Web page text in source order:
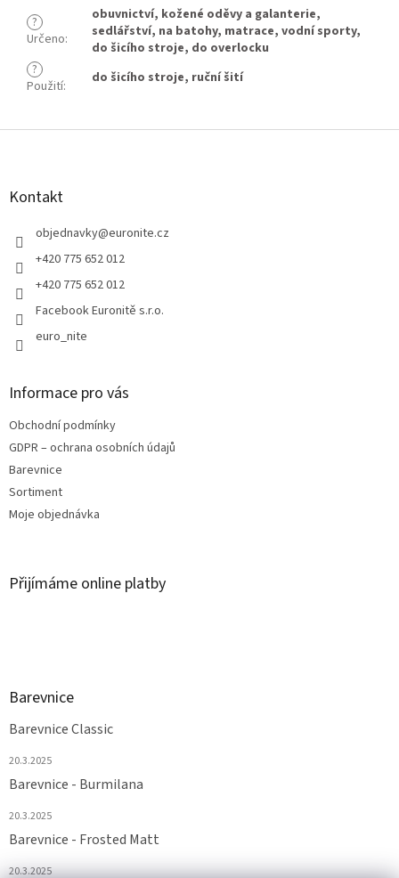
?
Určeno:
obuvnictví, kožené oděvy a galanterie,
sedlářství, na batohy, matrace, vodní sporty,
do šicího stroje, do overlocku
?
Použití: do šicího stroje, ruční šití
Z
Kontakt
objednavky@euronite.cz
+420 775 652 012
+420 775 652 012
Facebook Euronitě s.r.o.
euro_nite
Informace pro vás
Obchodní podmínky
GDPR – ochrana osobních údajů
Barevnice
Sortiment
Moje objednávka
Přijímáme online platby
Barevnice
Barevnice Classic
20.3.2025
Barevnice - Burmilana
20.3.2025
Barevnice - Frosted Matt
20.3.2025